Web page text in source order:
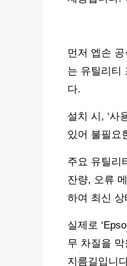
먼저 엡손
는 유틸리티
다.
설치 시, ‘사
있어 불필요
주요 유틸리
잔량, 오류
하여 최신
실제로
무 차질을
지름길입니